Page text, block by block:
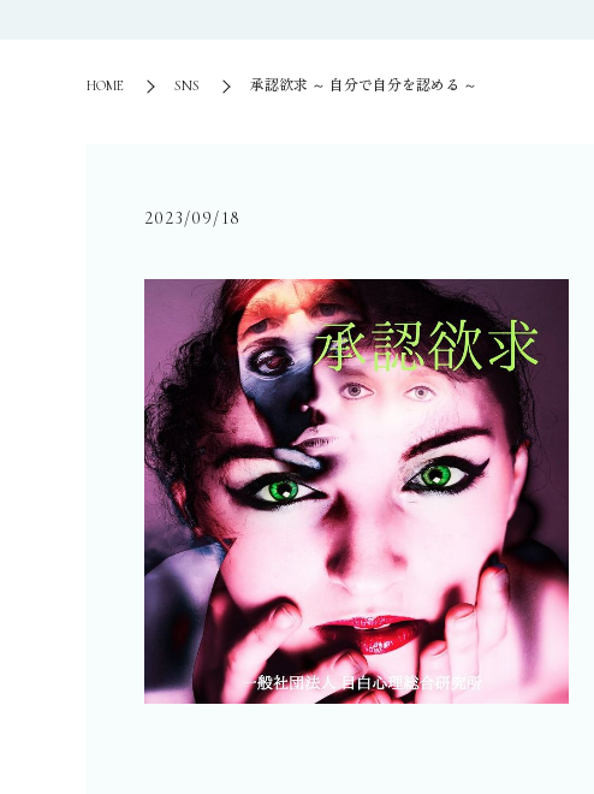
HOME SNS 承認欲求 ～ 自分で自分を認める ～
2023/09/18